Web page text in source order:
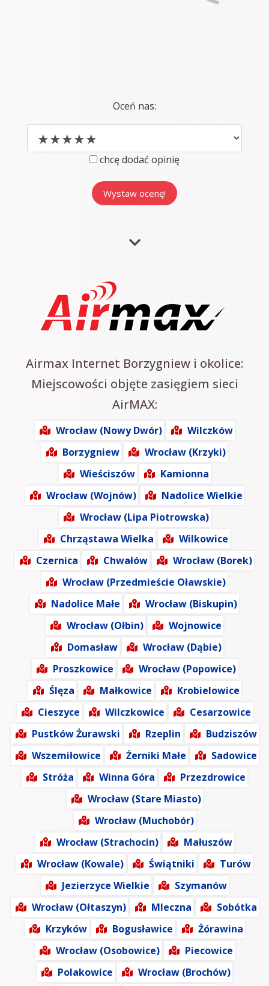
Oceń nas:
chcę dodać opinię
Airmax Internet Borzygniew i okolice:
Miejscowości objęte zasięgiem sieci
AirMAX:
Wrocław (Nowy Dwór)
Wilczków
Borzygniew
Wrocław (Krzyki)
Wieściszów
Kamionna
Wrocław (Wojnów)
Nadolice Wielkie
Wrocław (Lipa Piotrowska)
Chrząstawa Wielka
Wilkowice
Czernica
Chwałów
Wrocław (Borek)
Wrocław (Przedmieście Oławskie)
Nadolice Małe
Wrocław (Biskupin)
Wrocław (Ołbin)
Wojnowice
Domasław
Wrocław (Dąbie)
Proszkowice
Wrocław (Popowice)
Ślęza
Małkowice
Krobielowice
Cieszyce
Wilczkowice
Cesarzowice
Pustków Żurawski
Rzeplin
Budziszów
Wszemiłowice
Żerniki Małe
Sadowice
Stróża
Winna Góra
Przezdrowice
Wrocław (Stare Miasto)
Wrocław (Muchobór)
Wrocław (Strachocin)
Małuszów
Wrocław (Kowale)
Świątniki
Turów
Jezierzyce Wielkie
Szymanów
Wrocław (Ołtaszyn)
Mleczna
Sobótka
Krzyków
Bogusławice
Żórawina
Wrocław (Osobowice)
Piecowice
Polakowice
Wrocław (Brochów)